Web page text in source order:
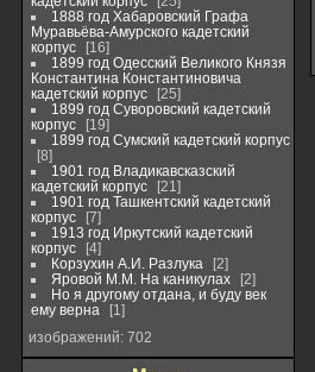
1888 год Хабаровский Графа
Муравьёва-Амурского кадетский
корпус
16
1899 год Одесский Великого Князя
Константина Константиновича
кадетский корпус
25
1899 год Суворовский кадетский
корпус
19
1899 год Сумский кадетский корпус
8
1901 год Владикавсказский
кадетский корпус
21
1901 год Ташкентский кадетский
корпус
7
1913 год Иркутский кадетский
корпус
4
Корзухин А.И. Разлука
2
Яровой М.М. На каникулах
2
Но я другому отдана, и буду век
ему верна
1
изображений: 702